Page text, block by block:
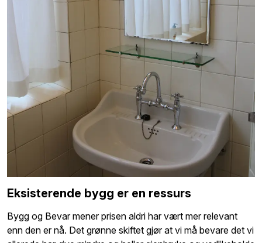
Eksisterende bygg er en ressurs
Bygg og Bevar mener prisen aldri har vært mer relevant
enn den er nå. Det grønne skiftet gjør at vi må bevare det vi